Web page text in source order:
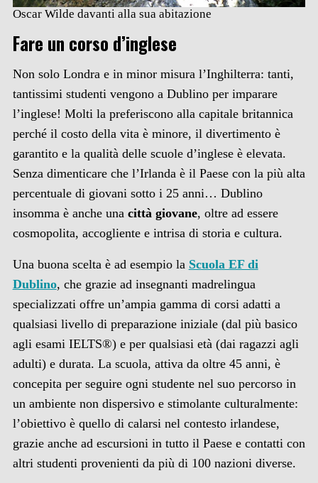
Oscar Wilde davanti alla sua abitazione
Fare un corso d’inglese
Non solo Londra e in minor misura l’Inghilterra: tanti,
tantissimi studenti vengono a Dublino per imparare
l’inglese! Molti la preferiscono alla capitale britannica
perché il costo della vita è minore, il divertimento è
garantito e la qualità delle scuole d’inglese è elevata.
Senza dimenticare che l’Irlanda è il Paese con la più alta
percentuale di giovani sotto i 25 anni… Dublino
insomma è anche una città giovane, oltre ad essere
cosmopolita, accogliente e intrisa di storia e cultura.
Una buona scelta è ad esempio la Scuola EF di
Dublino, che grazie ad insegnanti madrelingua
specializzati offre un’ampia gamma di corsi adatti a
qualsiasi livello di preparazione iniziale (dal più basico
agli esami IELTS®) e per qualsiasi età (dai ragazzi agli
adulti) e durata. La scuola, attiva da oltre 45 anni, è
concepita per seguire ogni studente nel suo percorso in
un ambiente non dispersivo e stimolante culturalmente:
l’obiettivo è quello di calarsi nel contesto irlandese,
grazie anche ad escursioni in tutto il Paese e contatti con
altri studenti provenienti da più di 100 nazioni diverse.